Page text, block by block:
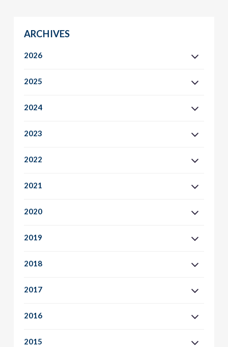
ARCHIVES
2026
2025
2024
2023
2022
2021
2020
2019
2018
2017
2016
2015